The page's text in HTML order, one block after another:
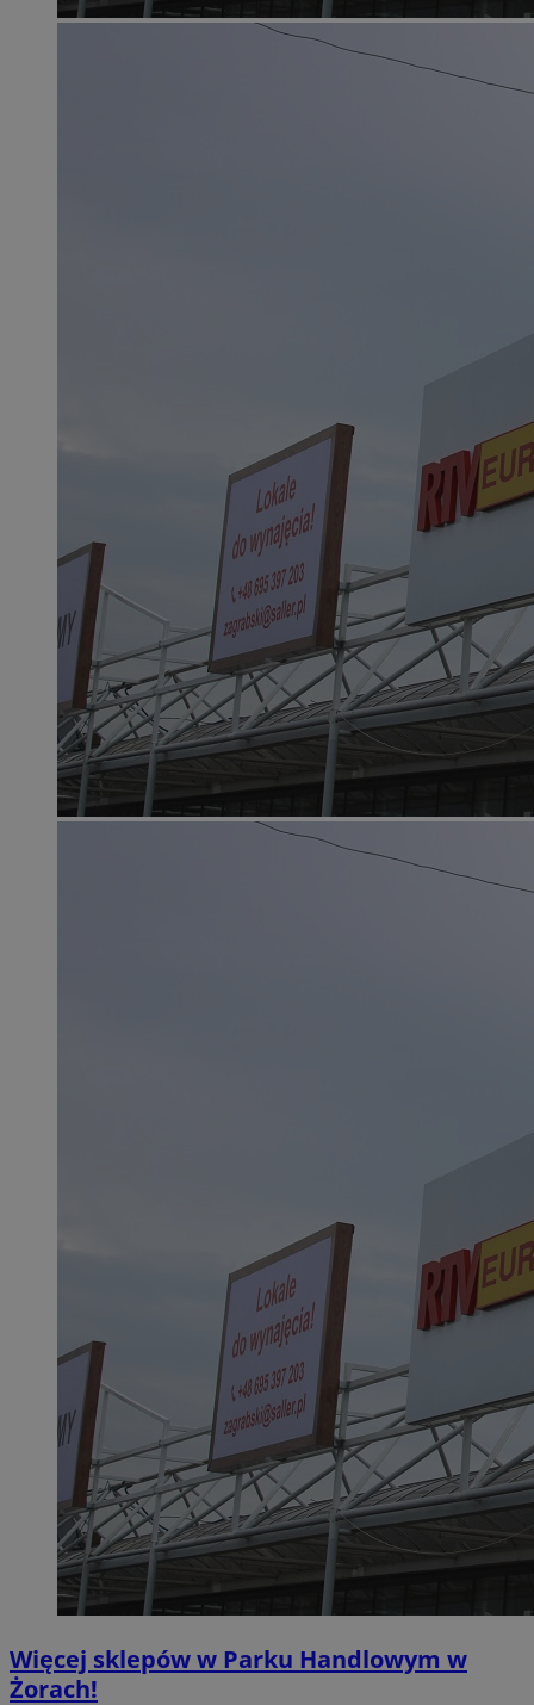
Więcej sklepów w Parku Handlowym w
Żorach!